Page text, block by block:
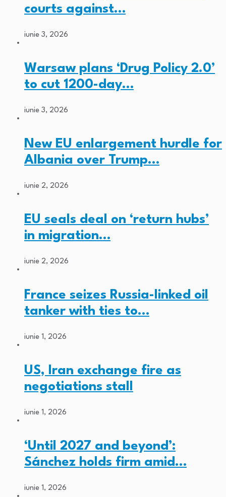
courts against…
iunie 3, 2026
Warsaw plans ‘Drug Policy 2.0’
to cut 1200-day…
iunie 3, 2026
New EU enlargement hurdle for
Albania over Trump…
iunie 2, 2026
EU seals deal on ‘return hubs’
in migration…
iunie 2, 2026
France seizes Russia-linked oil
tanker with ties to…
iunie 1, 2026
US, Iran exchange fire as
negotiations stall
iunie 1, 2026
‘Until 2027 and beyond’:
Sánchez holds firm amid…
iunie 1, 2026